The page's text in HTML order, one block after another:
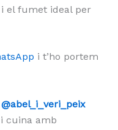
el fumet ideal per
i t’ho portem
@abel_i_veri_peix
cuina amb